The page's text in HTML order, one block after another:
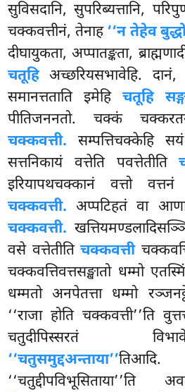
सुविसदानि, सुपरिब्यत्तानि,
चक्कवत्तीनं, तेनाह‘‘न तेहेव
दीघायुकता, अप्पातङ्कता,
चतूहिअच्छरियसभावेहि. दानं,
समानत्ततातिइमेहिचतूहि
पीतिजननतो. चक्कं
चक्कवत्ती. सम्पत्तिचक्केहि
सत्तनिकायं वत्तेति पवत्तेतीति
इरियापथचक्कानं वत्तो
चक्कवत्ती. अप्पटिहतं वा
चक्कवत्ती.
वसे वत्तेतीतिचक्कवत्ती
चक्कवत्तिवत्तसङ्खातो धम्मो
धम्मतो अनपेतत्ता धम्मो
‘‘राजा होति चक्कवत्ती’’ति
चतुदीपिस्सरतं
‘‘चतुसमुद्दअन्ताया’’
‘‘चतुद्दीपविभूसिताया’’ति